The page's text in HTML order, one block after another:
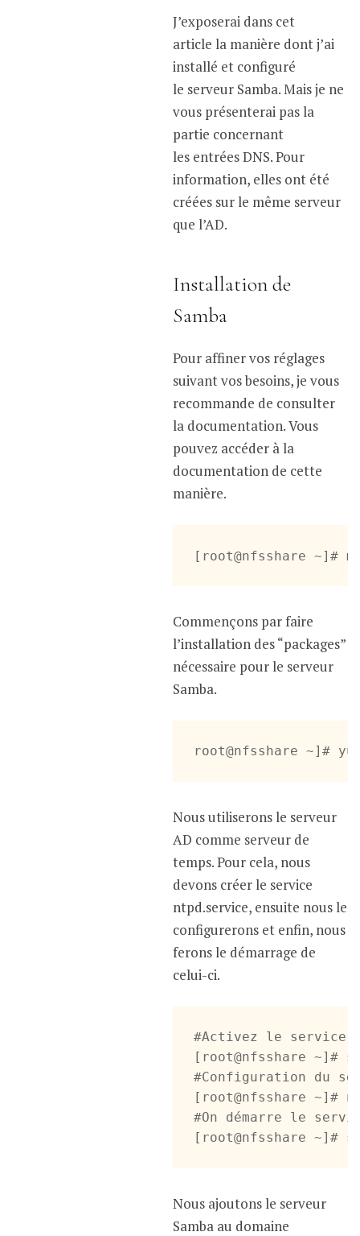
J’exposerai dans cet
article la manière dont j’ai
installé et configuré
le serveur Samba. Mais je ne
vous présenterai pas la
partie concernant
les entrées DNS. Pour
information, elles ont été
créées sur le même serveur
que l’AD.
Installation de
Samba
Pour affiner vos réglages
suivant vos besoins, je vous
recommande de consulter
la documentation. Vous
pouvez accéder à la
documentation de cette
manière.
[root@nfsshare ~]#
Commençons par faire
l’installation des “packages”
nécessaire pour le serveur
Samba.
root@nfsshare ~]#
Nous utiliserons le serveur
AD comme serveur de
temps. Pour cela, nous
devons créer le service
ntpd.service, ensuite nous le
configurerons et enfin, nous
ferons le démarrage de
celui-ci.
#Activez le service
[root@nfsshare ~]#
#Configuration du
[root@nfsshare ~]#
#On démarre le
[root@nfsshare ~]#
Nous ajoutons le serveur
Samba au domaine